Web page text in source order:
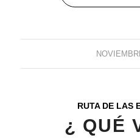
RUTA DE LAS
¿ QUÉ